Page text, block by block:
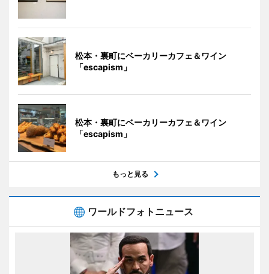
松本・裏町にベーカリーカフェ＆ワイン
「escapism」
松本・裏町にベーカリーカフェ＆ワイン
「escapism」
もっと見る
ワールドフォトニュース